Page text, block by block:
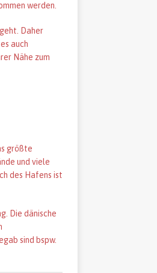
werden.
Daher
auch
Nähe zum
größte
und viele
des Hafens ist
Die dänische
sind bspw.